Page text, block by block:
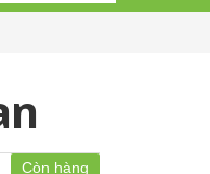
Còn hàng